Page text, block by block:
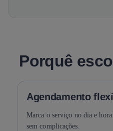
Porquê
Agendamento
Marca o serviço no dia e
sem complicações.